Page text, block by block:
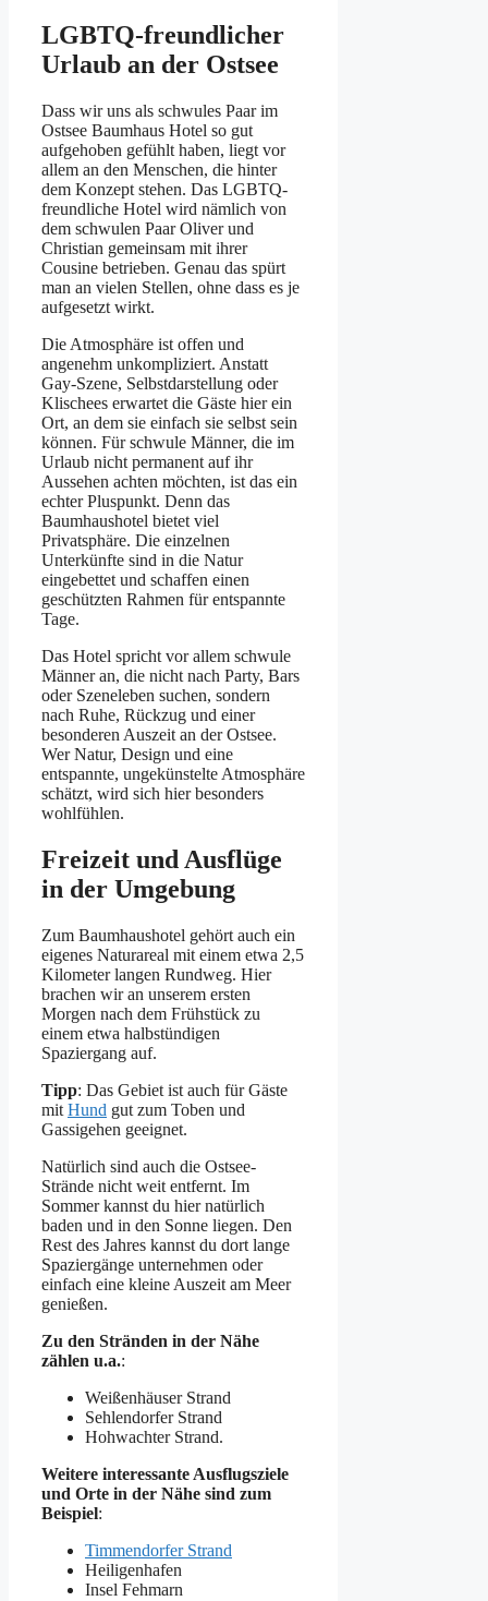
LGBTQ-freundlicher
Urlaub an der Ostsee
Dass wir uns als schwules Paar im
Ostsee Baumhaus Hotel so gut
aufgehoben gefühlt haben, liegt vor
allem an den Menschen, die hinter
dem Konzept stehen. Das LGBTQ-
freundliche Hotel wird nämlich von
dem schwulen Paar Oliver und
Christian gemeinsam mit ihrer
Cousine betrieben. Genau das spürt
man an vielen Stellen, ohne dass es je
aufgesetzt wirkt.
Die Atmosphäre ist offen und
angenehm unkompliziert. Anstatt
Gay-Szene, Selbstdarstellung oder
Klischees erwartet die Gäste hier ein
Ort, an dem sie einfach sie selbst sein
können. Für schwule Männer, die im
Urlaub nicht permanent auf ihr
Aussehen achten möchten, ist das ein
echter Pluspunkt. Denn das
Baumhaushotel bietet viel
Privatsphäre. Die einzelnen
Unterkünfte sind in die Natur
eingebettet und schaffen einen
geschützten Rahmen für entspannte
Tage.
Das Hotel spricht vor allem schwule
Männer an, die nicht nach Party, Bars
oder Szeneleben suchen, sondern
nach Ruhe, Rückzug und einer
besonderen Auszeit an der Ostsee.
Wer Natur, Design und eine
entspannte, ungekünstelte Atmosphäre
schätzt, wird sich hier besonders
wohlfühlen.
Freizeit und Ausflüge
in der Umgebung
Zum Baumhaushotel gehört auch ein
eigenes Naturareal mit einem etwa 2,5
Kilometer langen Rundweg. Hier
brachen wir an unserem ersten
Morgen nach dem Frühstück zu
einem etwa halbstündigen
Spaziergang auf.
Tipp: Das Gebiet ist auch für Gäste
mit Hund gut zum Toben und
Gassigehen geeignet.
Natürlich sind auch die Ostsee-
Strände nicht weit entfernt. Im
Sommer kannst du hier natürlich
baden und in den Sonne liegen. Den
Rest des Jahres kannst du dort lange
Spaziergänge unternehmen oder
einfach eine kleine Auszeit am Meer
genießen.
Zu den Stränden in der Nähe
zählen u.a.:
Weißenhäuser Strand
Sehlendorfer Strand
Hohwachter Strand.
Weitere interessante Ausflugsziele
und Orte in der Nähe sind zum
Beispiel:
Timmendorfer Strand
Heiligenhafen
Insel Fehmarn